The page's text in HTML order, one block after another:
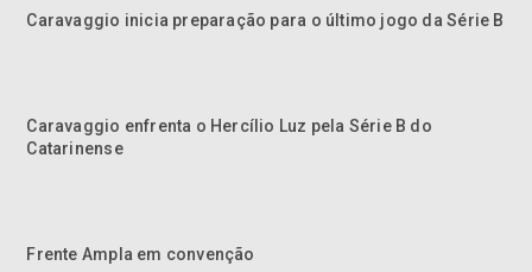
Caravaggio inicia preparação para o último jogo da Série B
Caravaggio enfrenta o Hercílio Luz pela Série B do
Catarinense
Frente Ampla em convenção